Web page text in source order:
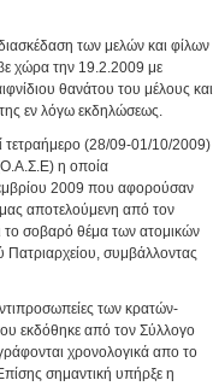
των μελών και φίλων
χώρα την 19.2.2009 με
θανάτου του μέλους και
εν λόγω εκδηλώσεως.
τετραήμερο (28/09-01/10/2009)
η οποία
2009 που αφορούσαν
αποτελούμενη από τον
το σοβαρό θέμα των ατομικών
συμβάλλοντας
των κρατών-
εκδόθηκε από τον Σύλλογο
χρονολογικά απο το
σημαντική υπήρξε η